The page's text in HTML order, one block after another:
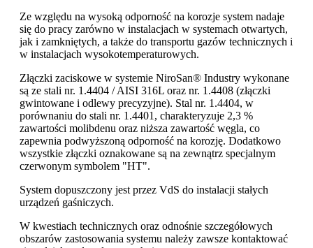
Ze względu na wysoką odporność na korozje system nadaje
się do pracy zarówno w instalacjach w systemach otwartych,
jak i zamkniętych, a także do transportu gazów technicznych i
w instalacjach wysokotemperaturowych.
Złączki zaciskowe w systemie NiroSan® Industry wykonane
są ze stali nr. 1.4404 / AISI 316L oraz nr. 1.4408 (złączki
gwintowane i odlewy precyzyjne). Stal nr. 1.4404, w
porównaniu do stali nr. 1.4401, charakteryzuje 2,3 %
zawartości molibdenu oraz niższa zawartość węgla, co
zapewnia podwyższoną odporność na korozję. Dodatkowo
wszystkie złączki oznakowane są na zewnątrz specjalnym
czerwonym symbolem "HT".
System dopuszczony jest przez VdS do instalacji stałych
urządzeń gaśniczych.
W kwestiach technicznych oraz odnośnie szczegółowych
obszarów zastosowania systemu należy zawsze kontaktować